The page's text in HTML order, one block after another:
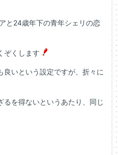
と24歳年下の青年シェリの恋
ぞくします
良いという設定ですが、折々に
るを得ないというあたり、同じ